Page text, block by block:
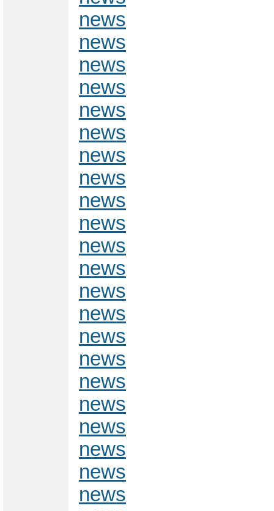
news
news
news
news
news
news
news
news
news
news
news
news
news
news
news
news
news
news
news
news
news
news